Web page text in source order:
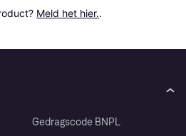
Meld het hier..
Gedragscode BNPL